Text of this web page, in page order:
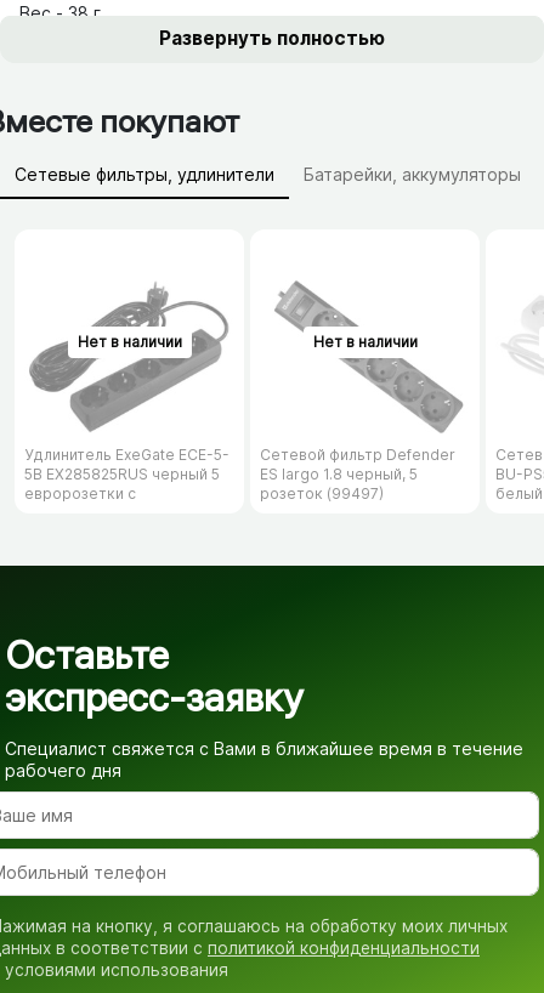
Вес - 38 г
Развернуть полностью
покупают
Сетевые фильтры, удлинители Батарейки, аккумуляторы
Удлинитель ExeGate ECE-5-
5B EX285825RUS черный 5
евророзетки с
Сетевой фильтр Defender
ES largo 1.8 черный, 5
розеток (99497)
BU-
белый
Оставьте
экспресс-заявку
Специалист свяжется с Вами в ближайшее время в течение
рабочего дня
на кнопку, я соглашаюсь на обработку моих личных
в соответствии с политикой конфиденциальности
условиями использования